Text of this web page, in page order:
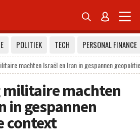
 
POLITIEK TECH
PERSONAL FINANCE
machten Israël en Iran in gespannen
machten
in gespannen
context